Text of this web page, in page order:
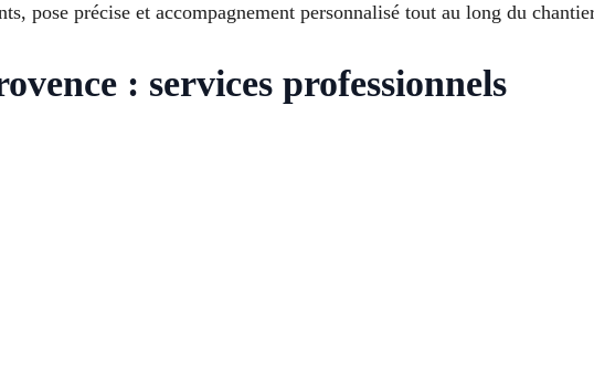
pose précise et accompagnement personnalisé tout au long du
: services professionnels